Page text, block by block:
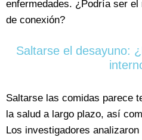
enfermedades. ¿Podría ser
de conexión?
Saltarse el desayuno:
Saltarse las comidas parece
la salud a largo plazo, así
Los investigadores